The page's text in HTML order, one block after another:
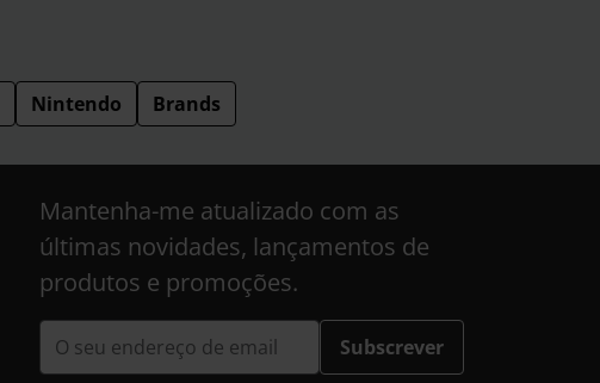
Nintendo Brands
Mantenha-me atualizado com as
últimas novidades, lançamentos de
produtos e promoções.
Subscrever